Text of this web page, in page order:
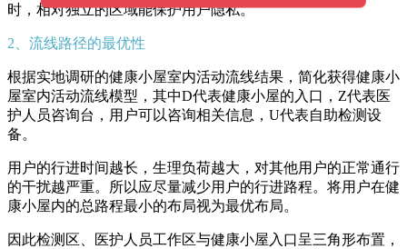
时，相对独立的区域能保护用户隐私。
2、流线路径的最优性
根据实地调研的健康小屋室内活动流线结果，简化获得健康小
屋室内活动流线模型，其中D代表健康小屋的入口，Z代表医
护人员咨询台，用户可以咨询相关信息，U代表自助检测设
备。
用户的行进时间越长，生理负荷越大，对其他用户的正常通行
的干扰越严重。所以应尽量减少用户的行进路程。将用户在健
康小屋内的总路程最小的布局视为最优布局。
因此检测区、医护人员工作区与健康小屋入口呈三角形布置，